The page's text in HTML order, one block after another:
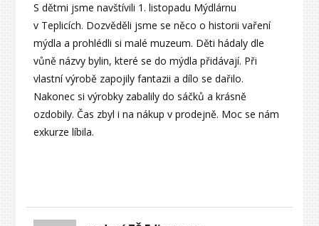
S dětmi jsme navštívili 1. listopadu Mýdlárnu
v Teplicích. Dozvěděli jsme se něco o historii vaření
mýdla a prohlédli si malé muzeum. Děti hádaly dle
vůně názvy bylin, které se do mýdla přidávají. Při
vlastní výrobě zapojily fantazii a dílo se dařilo.
Nakonec si výrobky zabalily do sáčků a krásně
ozdobily. Čas zbyl i na nákup v prodejně. Moc se nám
exkurze líbila.